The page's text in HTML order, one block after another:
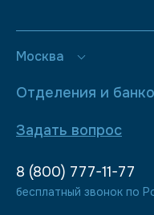
Москва
Отделения и
Задать вопрос
8 (800) 777-11-77
бесплатный звонок по